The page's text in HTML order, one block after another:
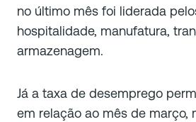
no último mês foi liderada
hospitalidade, manufatura,
armazenagem.
Já a taxa de desemprego
em relação ao mês de março,